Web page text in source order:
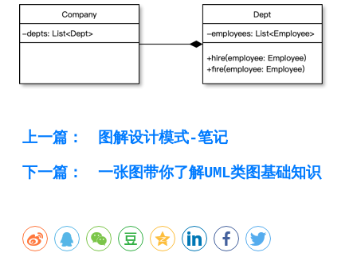
上一篇：
图解设计模式-笔记
下一篇：
一张图带你了解UML类图基础知识